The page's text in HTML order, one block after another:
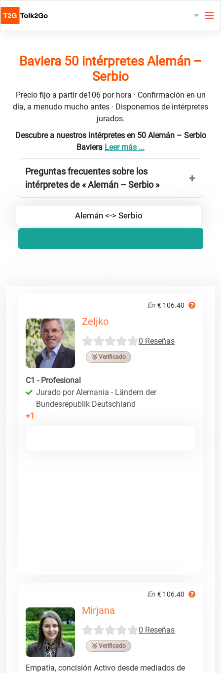
Baviera 50 intérpretes Alemán –
Serbio
Precio fijo a partir de106 por hora · Confirmación en un
día, a menudo mucho antes · Disponemos de intérpretes
jurados.
Descubre a nuestros intérpretes en 50 Alemán – Serbio
Baviera Leer más ...
Preguntas frecuentes sobre los
intérpretes de « Alemán – Serbio »
Alemán <-> Serbio
En € 106.40
Zeljko
0 Reseñas
🥉 Verificado
C1 - Profesional
Jurado por Alemania - Ländern der
Bundesrepublik Deutschland
+1
En € 106.40
Mirjana
0 Reseñas
🥉 Verificado
Empatía, concisión Activo desde mediados de